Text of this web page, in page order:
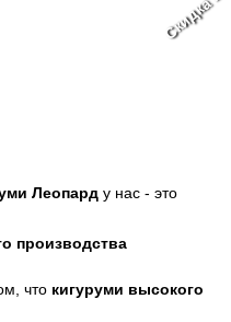
Леопард у нас - это
производства
что кигуруми высокого